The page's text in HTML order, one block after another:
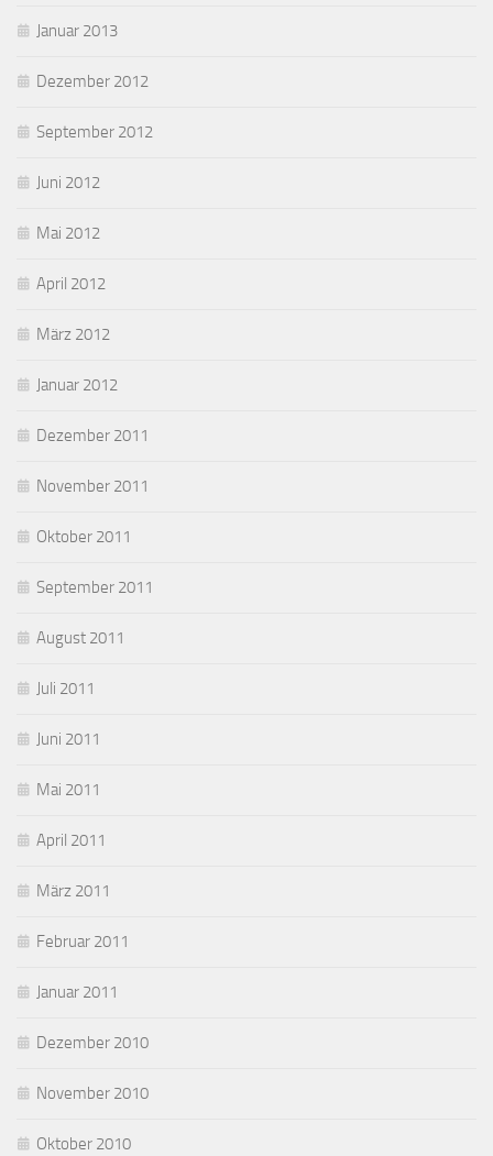
Januar 2013
Dezember 2012
September 2012
Juni 2012
Mai 2012
April 2012
März 2012
Januar 2012
Dezember 2011
November 2011
Oktober 2011
September 2011
August 2011
Juli 2011
Juni 2011
Mai 2011
April 2011
März 2011
Februar 2011
Januar 2011
Dezember 2010
November 2010
Oktober 2010